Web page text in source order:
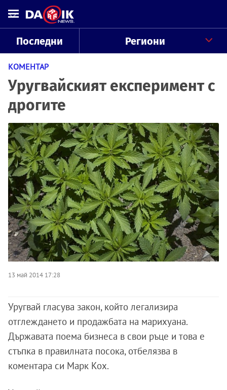
Последни Региони
КОМЕНТАР
Уругвайският експеримент с
дрогите
13 май 2014 17:28
Уругвай гласува закон, който легализира
отглеждането и продажбата на марихуана.
Държавата поема бизнеса в свои ръце и това е
стъпка в правилната посока, отбелязва в
коментара си Марк Кох.